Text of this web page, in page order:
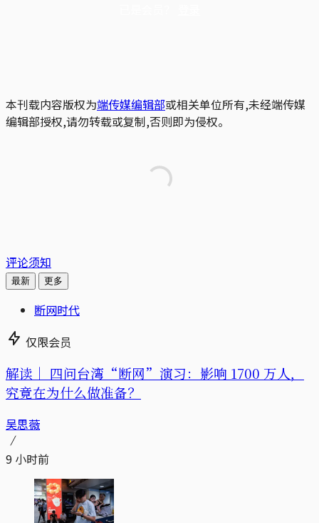
本刊载内容版权为端传媒编辑部或相关单位所有,未经端传媒
编辑部授权,请勿转载或复制,否则即为侵权。
评论须知
最新 更多
断网时代
仅限会员
解读｜ 四问台湾“断网”演习：影响 1700 万人，
究竟在为什么做准备？
吴思薇
9 小时前